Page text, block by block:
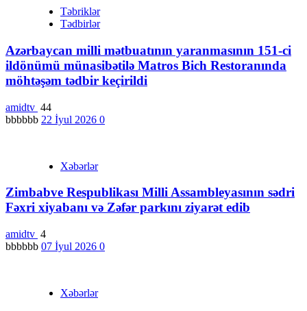
Təbriklər
Tədbirlər
Azərbaycan milli mətbuatının yaranmasının 151-ci
ildönümü münasibətilə Matros Bich Restoranında
möhtəşəm tədbir keçirildi
amidtv 44
bbbbbb 22 İyul 2026 0
Xəbərlər
Zimbabve Respublikası Milli Assambleyasının sədri
Fəxri xiyabanı və Zəfər parkını ziyarət edib
amidtv 4
bbbbbb 07 İyul 2026 0
Xəbərlər